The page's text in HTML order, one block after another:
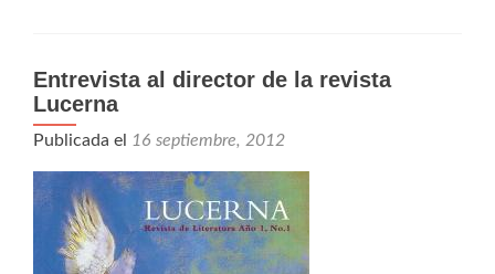
Entrevista al director de la revista
Lucerna
Publicada el 16 septiembre, 2012